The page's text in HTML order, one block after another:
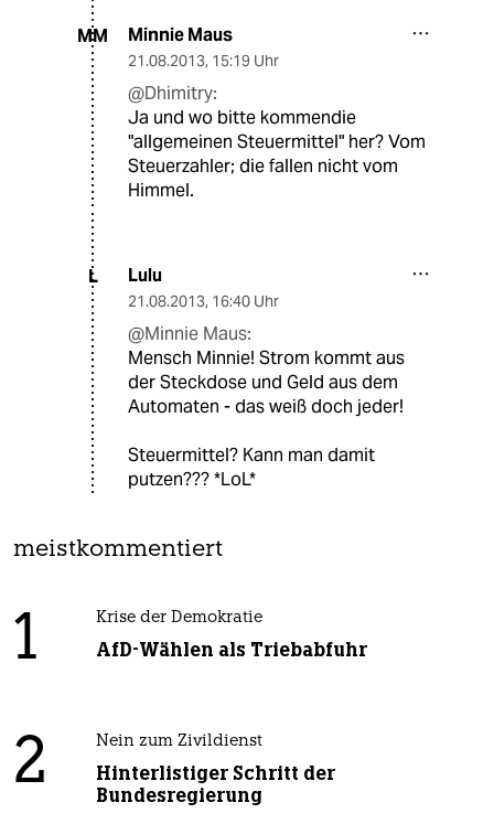
MM Minnie Maus
21.08.2013, 15:19 Uhr
@Dhimitry:
Ja und wo bitte kommendie
"allgemeinen Steuermittel" her? Vom
Steuerzahler; die fallen nicht vom
Himmel.
L Lulu
21.08.2013, 16:40 Uhr
@Minnie Maus:
Mensch Minnie! Strom kommt aus
der Steckdose und Geld aus dem
Automaten - das weiß doch jeder!
Steuermittel? Kann man damit
putzen??? *LoL*
meistkommentiert
1 Krise der Demokratie
AfD-Wählen als Triebabfuhr
2 Nein zum Zivildienst
Hinterlistiger Schritt der
Bundesregierung